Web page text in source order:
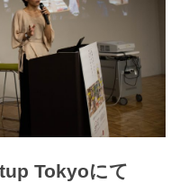
Tokyoにて